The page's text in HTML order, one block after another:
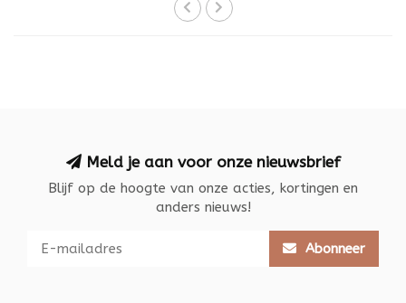
Meld je aan voor onze nieuwsbrief
Blijf op de hoogte van onze acties, kortingen en
anders nieuws!
Abonneer